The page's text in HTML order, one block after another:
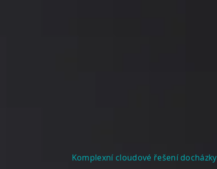
Komplexní cloudové řešení docházky